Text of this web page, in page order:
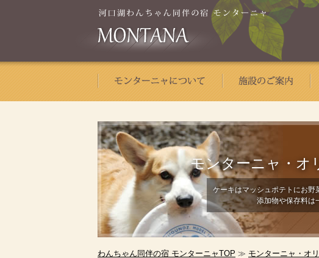
モンターニャ・ オ
ケーキはマッシュポテトにお野
添加物や保存料は
わんちゃん同伴の宿 モンターニャTOP ≫ モンターニャ・オ